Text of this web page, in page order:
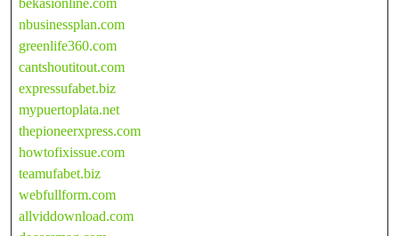
nbusinessplan.com
greenlife360.com
cantshoutitout.com
expressufabet.biz
mypuertoplata.net
thepioneerxpress.com
howtofixissue.com
teamufabet.biz
webfullform.com
allviddownload.com